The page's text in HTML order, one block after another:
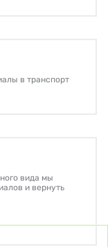
в транспорт
вида мы
и вернуть